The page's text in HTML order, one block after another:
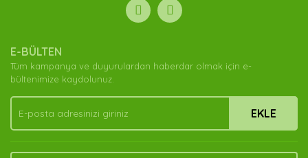
E-BÜLTEN
Tüm kampanya ve duyurulardan haberdar olmak için e-
bültenimize kaydolunuz.
EKLE